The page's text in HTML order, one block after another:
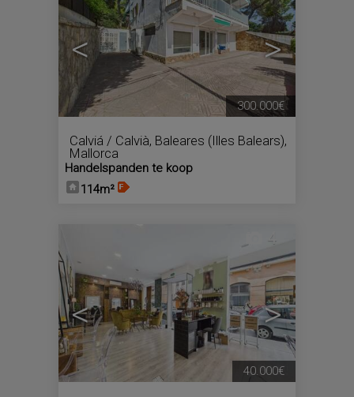
< >
Calviá / Calvià, Baleares (Illes Balears),
Mallorca
Handelspanden te koop
114m²
300.000€
< >
4
40.000€